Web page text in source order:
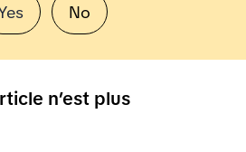
No
n’est plus